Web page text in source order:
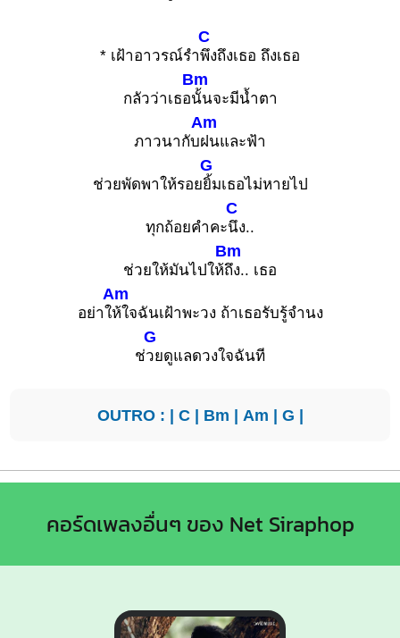
* เฝ้าอาวรณ์รำ
C
พึงถึงเธอ ถึงเธอ
กลัวว่าเธอ
Bm
นั้นจะมีน้ำตา
ภาวนากับ
Am
ฝนและฟ้า
ช่วยพัดพาให้รอย
G
ยิ้มเธอไม่หายไป
ทุกถ้อยคำคะ
C
นึง..
ช่วยให้มันไปให้
Bm
ถึง.. เธอ
อย่าใ
Am
ห้ใจฉันเฝ้าพะวง ถ้าเธอรับรู้จำนง
ช่
G
วยดูแลดวงใจฉันที
OUTRO : | C| Bm | Am | G |
คอร์ดเพลงอื่นๆ ของ Net Siraphop